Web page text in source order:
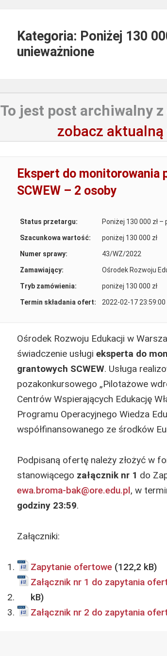
Kategoria: Poniżej 130
unieważnione
To jest post archiwalny z
zobacz
Ekspert do monitorowania
SCWEW – 2 osoby
Status przetargu: Poniżej 130 000 zł
Szacunkowa wartość: poniżej 130 000 zł
Numer sprawy: 43/WZ/2022
Zamawiający: Ośrodek Rozwoju
Tryb zamówienia: poniżej 130 000 zł
Termin składania ofert: 2022-02-17 23:59:00
Ośrodek Rozwoju Edukacji w
świadczenie usługieksperta do
grantowych SCWEW. Usługa
pozakonkursowego „Pilotażowe
Centrów Wspierających Edukację
Programu Operacyjnego Wiedza
współfinansowanego ze środków
Podpisaną ofertę należy złożyć w
stanowiącego załącznik nr 1 do
ewa.broma-bak@ore.edu.pl, w
godziny 23:59.
Załączniki:
Zapytanie ofertowe
Załącznik nr 1 do zapytania
Załącznik nr 2 do zapytania